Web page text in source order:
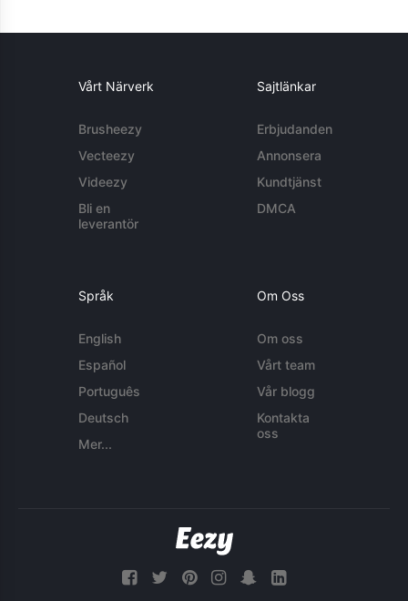
Vårt Närverk
Brusheezy
Vecteezy
Videezy
Bli en
leverantör
Sajtlänkar
Erbjudanden
Annonsera
Kundtjänst
DMCA
Språk
English
Español
Português
Deutsch
Mer...
Om Oss
Om oss
Vårt team
Vår blogg
Kontakta
oss